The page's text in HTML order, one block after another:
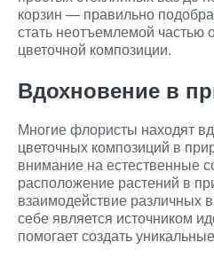
корзин — правильно
стать неотъемлемой частью
цветочной композиции.
Вдохновение в
Многие флористы находят
цветочных композиций в
внимание на естественные
расположение растений в
взаимодействие различных
себе является источником
помогает создать